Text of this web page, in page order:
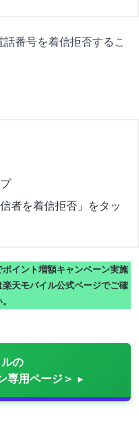
番号を着信拒否するこ
者を着信拒否」をタッ
イント増額キャンペーン実施
天モバイル公式ページでご確
の
専用ページ＞